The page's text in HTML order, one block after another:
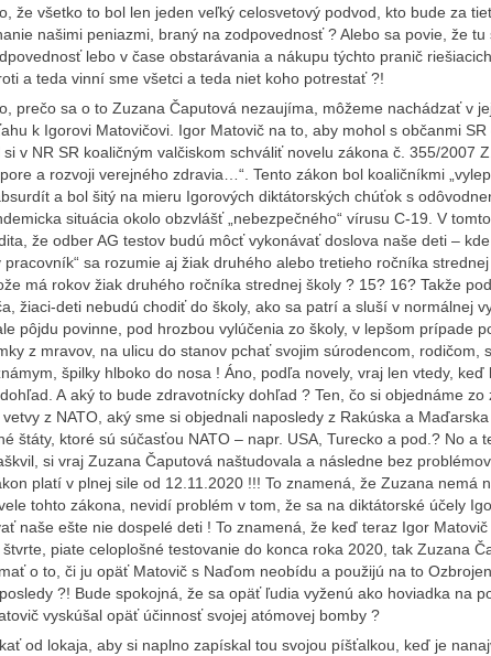
že všetko to bol len jeden veľký celosvetový podvod, kto bude za
našimi peniazmi, braný na zodpovednosť ? Alebo sa povie, že tu
lebo v čase obstarávania a nákupu týchto pranič riešiacich
a teda vinní sme všetci a teda niet koho potrestať ?!
prečo sa o to Zuzana Čaputová nezaujíma, môžeme nachádzať v
k Igorovi Matovičovi. Igor Matovič na to, aby mohol s občanmi SR
v NR SR koaličným valčiskom schváliť novelu zákona č. 355/2007
a rozvoji verejného zdravia…“. Tento zákon bol koaličníkmi
a bol šitý na mieru Igorových diktátorských chúťok s
situácia okolo obzvlášť „nebezpečného“ vírusu C-19. V tomto
že odber AG testov budú môcť vykonávať doslova naše deti –
pracovník“ sa rozumie aj žiak druhého alebo tretieho ročníka
má rokov žiak druhého ročníka strednej školy ? 15? 16? Takže
žiaci-deti nebudú chodiť do školy, ako sa patrí a sluší v normálnej
pôjdu povinne, pod hrozbou vylúčenia zo školy, v lepšom prípade
z mravov, na ulicu do stanov pchať svojim súrodencom, rodičom,
špilky hlboko do nosa ! Áno, podľa novely, vraj len vtedy, keď
A aký to bude zdravotnícky dohľad ? Ten, čo si objednáme zo
z NATO, aký sme si objednali naposledy z Rakúska a
štáty, ktoré sú súčasťou NATO – napr. USA, Turecko a pod.? No a
si vraj Zuzana Čaputová naštudovala a následne bez
platí v plnej sile od 12.11.2020 !!! To znamená, že Zuzana nemá
tohto zákona, nevidí problém v tom, že sa na diktátorské účely
naše ešte nie dospelé deti ! To znamená, že keď teraz Igor
piate celoplošné testovanie do konca roka 2020, tak Zuzana
o to, či ju opäť Matovič s Naďom neobídu a použijú na to
?! Bude spokojná, že sa opäť ľudia vyženú ako hoviadka na
vyskúšal opäť účinnosť svojej atómovej bomby ?
od lokaja, aby si naplno zapískal tou svojou píšťalkou, keď je